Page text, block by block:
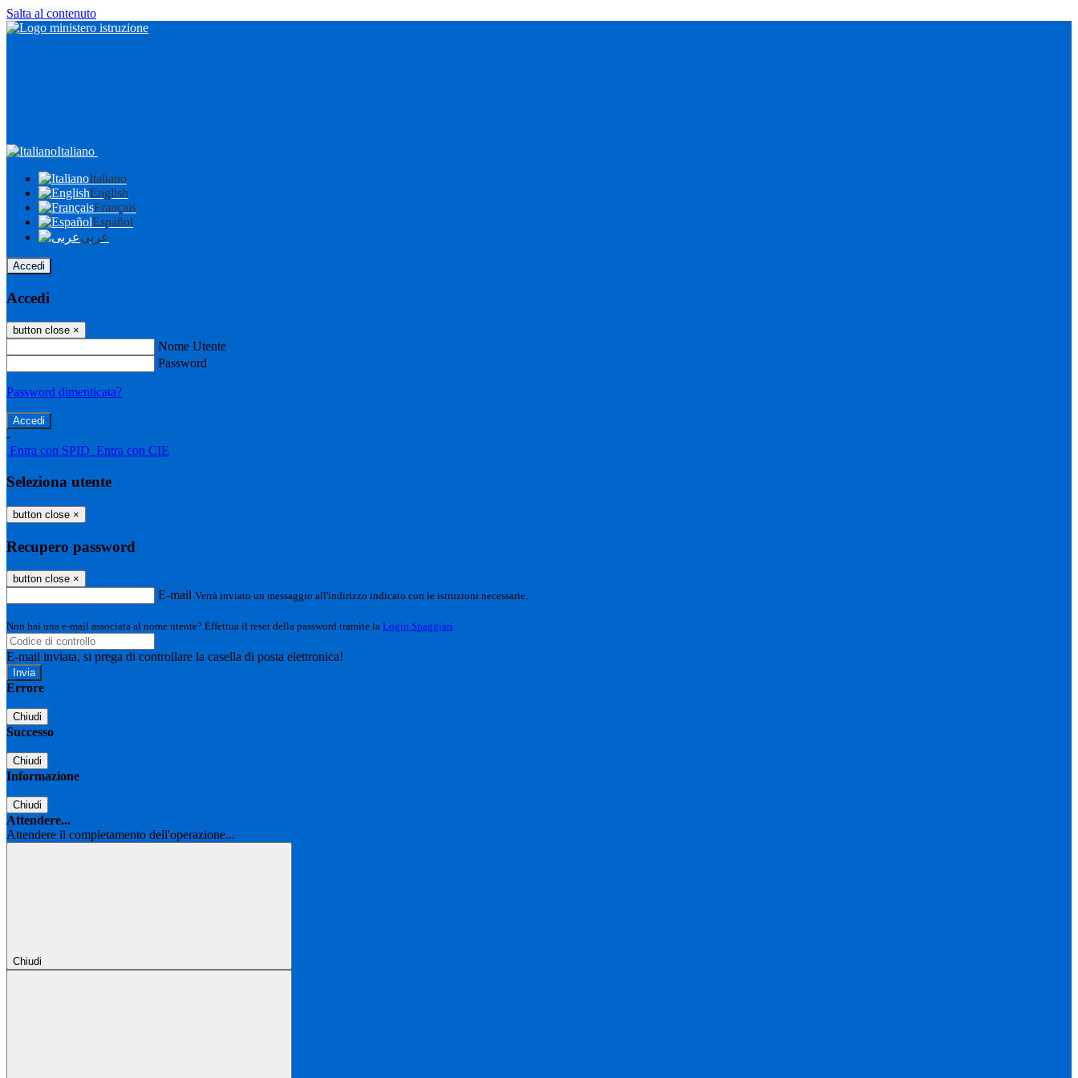
Salta al contenuto
Italiano
Italiano
English
Français
Español
عربى
Accedi
Accedi
button close ×
Nome Utente
Password
Password dimenticata?
-
Entra con SPID Entra con CIE
Seleziona utente
button close ×
Recupero password
button close ×
E-mail Verrà inviato un messaggio all'indirizzo indicato con le istruzioni necessarie.
Non hai una e-mail associata al nome utente? Effettua il reset della password tramite la Login Spaggiari
E-mail inviata, si prega di controllare la casella di posta elettronica!
Errore
Chiudi
Successo
Chiudi
Informazione
Chiudi
Attendere...
Attendere il completamento dell'operazione...
Chiudi